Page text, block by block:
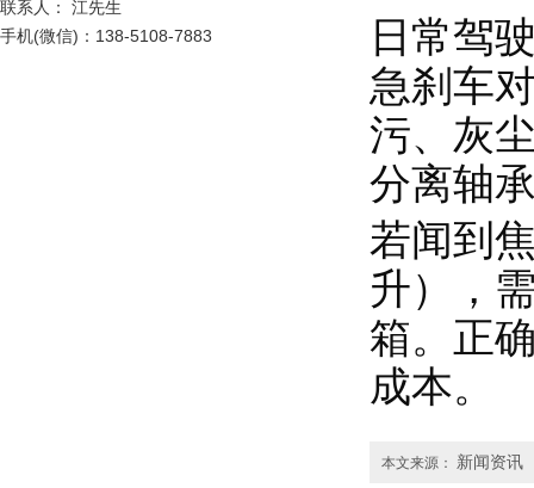
联系人： 江先生
手机(微信)：138-5108-7883
日常驾
急刹车
污、灰
分离轴
若闻到
升），
箱。正
成本。
本文来源： 新闻资讯